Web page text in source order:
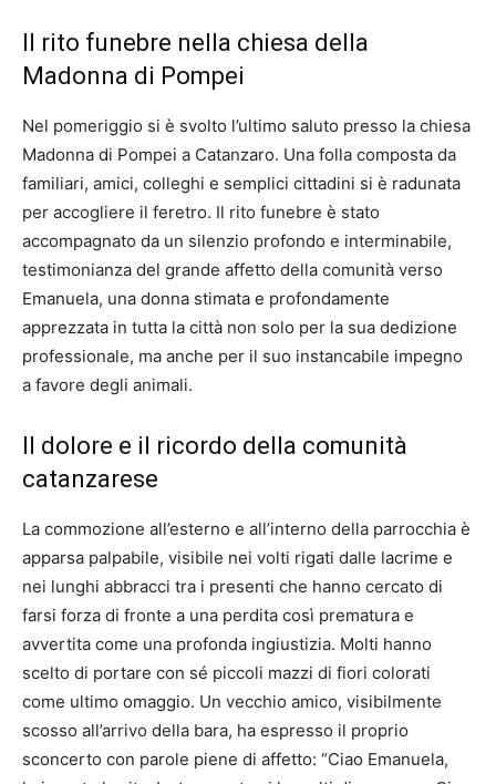
Il rito funebre nella chiesa della
Madonna di Pompei
Nel pomeriggio si è svolto l’ultimo saluto presso la chiesa
Madonna di Pompei a Catanzaro. Una folla composta da
familiari, amici, colleghi e semplici cittadini si è radunata
per accogliere il feretro. Il rito funebre è stato
accompagnato da un silenzio profondo e interminabile,
testimonianza del grande affetto della comunità verso
Emanuela, una donna stimata e profondamente
apprezzata in tutta la città non solo per la sua dedizione
professionale, ma anche per il suo instancabile impegno
a favore degli animali.
Il dolore e il ricordo della comunità
catanzarese
La commozione all’esterno e all’interno della parrocchia è
apparsa palpabile, visibile nei volti rigati dalle lacrime e
nei lunghi abbracci tra i presenti che hanno cercato di
farsi forza di fronte a una perdita così prematura e
avvertita come una profonda ingiustizia. Molti hanno
scelto di portare con sé piccoli mazzi di fiori colorati
come ultimo omaggio. Un vecchio amico, visibilmente
scosso all’arrivo della bara, ha espresso il proprio
sconcerto con parole piene di affetto: “Ciao Emanuela,